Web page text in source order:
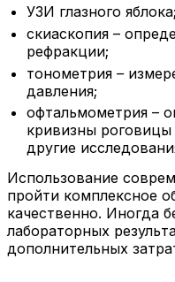
УЗИ глазного яблока;
скиаскопия –
рефракции;
тонометрия–
давления;
офтальмометрия –
кривизны
другие
Использование
пройти комплексное
качественно. Иногда
лабораторных
дополнительных